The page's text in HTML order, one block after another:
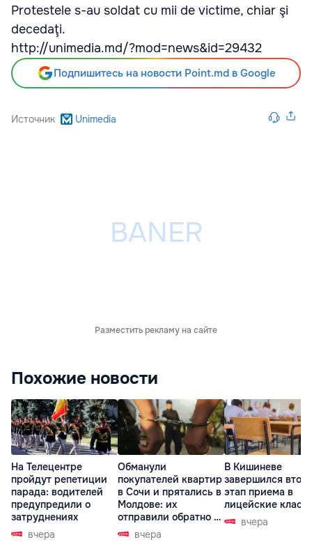
Protestele s-au soldat cu mii de victime, chiar şi
decedaţi.
http://unimedia.md/?mod=news&id=29432
Подпишитесь на новости Point.md в Google
Источник Unimedia
Разместить рекламу на сайте
Похожие новости
На Телецентре
пройдут репетиции
парада: водителей
предупредили о
затруднениях
вчера
Обманули
покупателей квартир
в Сочи и прятались в
Молдове: их
отправили обратно в
РФ вчера
В Кишиневе
завершился
этап приема в
лицейские
вчера